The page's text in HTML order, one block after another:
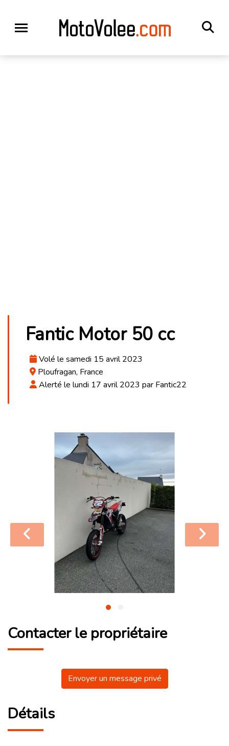
Fantic Motor 50 cc
Volé le samedi 15 avril 2023
Ploufragan, France
Alerté le lundi 17 avril 2023 par Fantic22
Contacter le propriétaire
Envoyer un message privé
Détails